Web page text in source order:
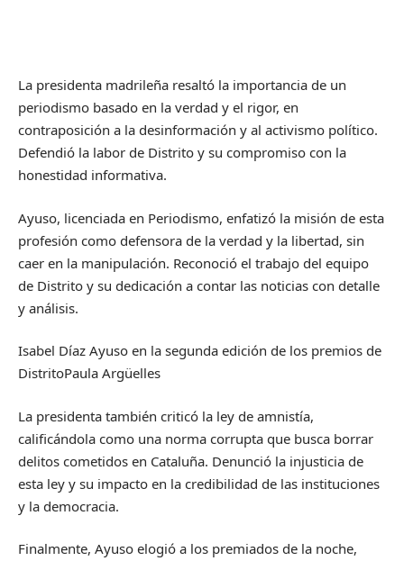
La presidenta madrileña resaltó la importancia de un
periodismo basado en la verdad y el rigor, en
contraposición a la desinformación y al activismo político.
Defendió la labor de Distrito y su compromiso con la
honestidad informativa.
Ayuso, licenciada en Periodismo, enfatizó la misión de esta
profesión como defensora de la verdad y la libertad, sin
caer en la manipulación. Reconoció el trabajo del equipo
de Distrito y su dedicación a contar las noticias con detalle
y análisis.
Isabel Díaz Ayuso en la segunda edición de los premios de
DistritoPaula Argüelles
La presidenta también criticó la ley de amnistía,
calificándola como una norma corrupta que busca borrar
delitos cometidos en Cataluña. Denunció la injusticia de
esta ley y su impacto en la credibilidad de las instituciones
y la democracia.
Finalmente, Ayuso elogió a los premiados de la noche,